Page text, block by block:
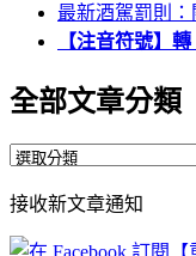
最新酒駕罰則
【注音符號】
全部文章分類
全
文
章
接收新文章通知